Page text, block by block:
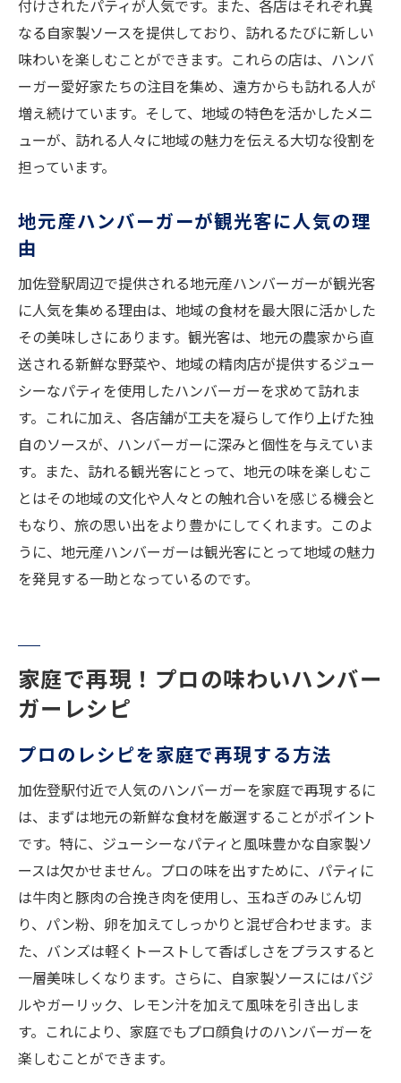
裏技を使ってプロ顔負けのハンバーガーを
作る
付けされたパティが人気です。また、各店はそれぞれ異
なる自家製ソースを提供しており、訪れるたびに新しい
味わいを楽しむことができます。これらの店は、ハンバ
ーガー愛好家たちの注目を集め、遠方からも訪れる人が
増え続けています。そして、地域の特色を活かしたメニ
ューが、訪れる人々に地域の魅力を伝える大切な役割を
担っています。
地元産ハンバーガーが観光客に人気の理
由
加佐登駅周辺で提供される地元産ハンバーガーが観光客
に人気を集める理由は、地域の食材を最大限に活かした
その美味しさにあります。観光客は、地元の農家から直
送される新鮮な野菜や、地域の精肉店が提供するジュー
シーなパティを使用したハンバーガーを求めて訪れま
す。これに加え、各店舗が工夫を凝らして作り上げた独
自のソースが、ハンバーガーに深みと個性を与えていま
す。また、訪れる観光客にとって、地元の味を楽しむこ
とはその地域の文化や人々との触れ合いを感じる機会と
もなり、旅の思い出をより豊かにしてくれます。このよ
うに、地元産ハンバーガーは観光客にとって地域の魅力
を発見する一助となっているのです。
家庭で再現！プロの味わいハンバー
ガーレシピ
プロのレシピを家庭で再現する方法
加佐登駅付近で人気のハンバーガーを家庭で再現するに
は、まずは地元の新鮮な食材を厳選することがポイント
です。特に、ジューシーなパティと風味豊かな自家製ソ
ースは欠かせません。プロの味を出すために、パティに
は牛肉と豚肉の合挽き肉を使用し、玉ねぎのみじん切
り、パン粉、卵を加えてしっかりと混ぜ合わせます。ま
た、バンズは軽くトーストして香ばしさをプラスすると
一層美味しくなります。さらに、自家製ソースにはバジ
ルやガーリック、レモン汁を加えて風味を引き出しま
す。これにより、家庭でもプロ顔負けのハンバーガーを
楽しむことができます。